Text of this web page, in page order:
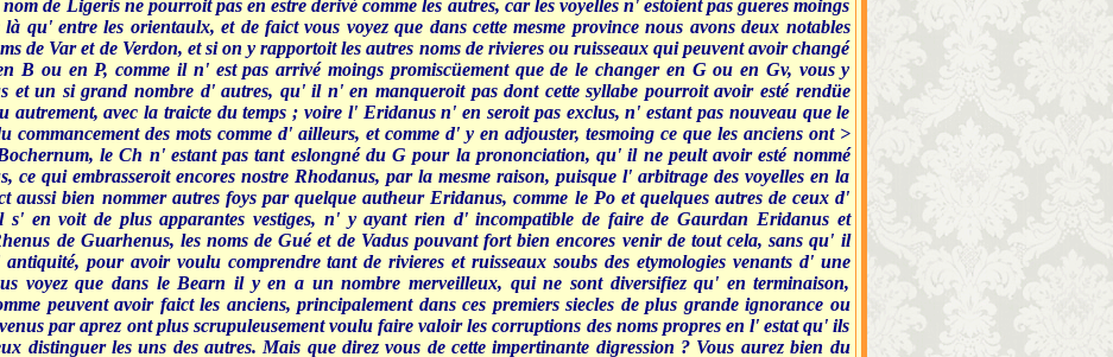
de Ligeris ne pourroit pas en estre derivé comme les autres, car les voyelles n' estoient pas gueres moings
qu' entre les orientaulx, et de faict vous voyez que dans cette mesme province nous avons deux notables
de Var et de Verdon, et si on y rapportoit les autres noms de rivieres ou ruisseaux qui peuvent avoir changé
B ou en P, comme il n' est pas arrivé moings promiscüement que de le changer en G ou en Gv, vous y
et un si grand nombre d' autres, qu' il n' en manqueroit pas dont cette syllabe pourroit avoir esté rendüe
autrement, avec la traicte du temps ; voire l' Eridanus n' en seroit pas exclus, n' estant pas nouveau que le
commancement des mots comme d' ailleurs, et comme d' y en adjouster, tesmoing ce que les anciens ont >
le Ch n' estant pas tant eslongné du G pour la prononciation, qu' il ne peult avoir esté nommé
ce qui embrasseroit encores nostre Rhodanus, par la mesme raison, puisque l' arbitrage des voyelles en la
aussi bien nommer autres foys par quelque autheur Eridanus, comme le Po et quelques autres de ceux d'
s' en voit de plus apparantes vestiges, n' y ayant rien d' incompatible de faire de Gaurdan Eridanus et
de Guarhenus, les noms de Gué et de Vadus pouvant fort bien encores venir de tout cela, sans qu' il
pour avoir voulu comprendre tant de rivieres et ruisseaux soubs des etymologies venants d' une
voyez que dans le Bearn il y en a un nombre merveilleux, qui ne sont diversifiez qu' en terminaison,
peuvent avoir faict les anciens, principalement dans ces premiers siecles de plus grande ignorance ou
par aprez ont plus scrupuleusement voulu faire valoir les corruptions des noms propres en l' estat qu' ils
distinguer les uns des autres. Mais que direz vous de cette impertinante digression ? Vous aurez bien du